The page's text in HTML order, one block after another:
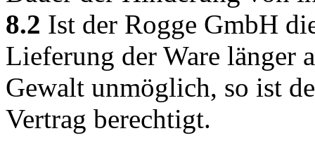
8.2 Ist der Rogge GmbH
Lieferung der Ware länger
Gewalt unmöglich, so ist
Vertrag berechtigt.